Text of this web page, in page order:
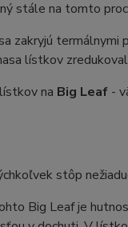
stále na tomto
zakryjú termálnymi
lístkov
na Big Leaf-
stôp
Big Leaf je